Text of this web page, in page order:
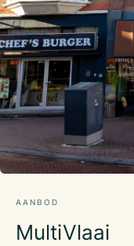
AANBOD
MultiVlaai